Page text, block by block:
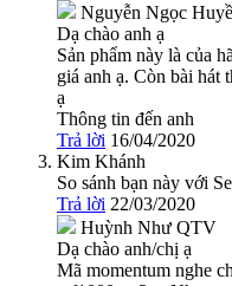
Nguyễn Ngọc
Dạ chào anh ạ
Sản phẩm này là của
giá anh ạ. Còn bài hát
ạ
Thông tin đến anh
Trả lời 16/04/2020
Kim Khánh
So sánh bạn này với
Trả lời 22/03/2020
Huỳnh Như QTV
Dạ chào anh/chị ạ
Mã momentum nghe